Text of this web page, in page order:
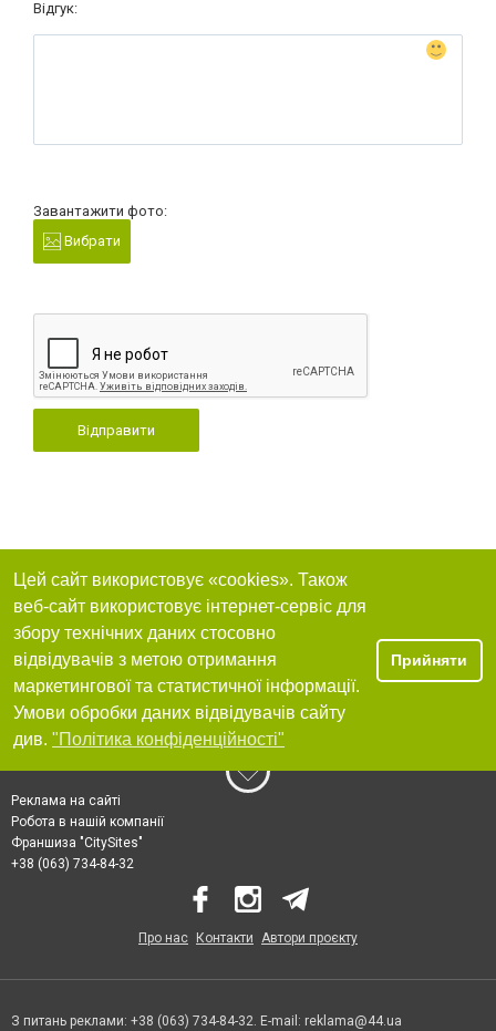
Відгук:
Завантажити фото:
Вибрати
Відправити
Цей сайт використовує «cookies». Також
веб-сайт використовує інтернет-сервіс для
збору технічних даних стосовно
відвідувачів з метою отримання
маркетингової та статистичної інформації.
Умови обробки даних відвідувачів сайту
див. "Політика конфіденційності"
Прийняти
Реклама на сайті
Робота в нашій компанії
Франшиза "CitySites"
+38 (063) 734-84-32
Про нас Контакти Автори проєкту
З питань реклами: +38 (063) 734-84-32. E-mail: reklama@44.ua